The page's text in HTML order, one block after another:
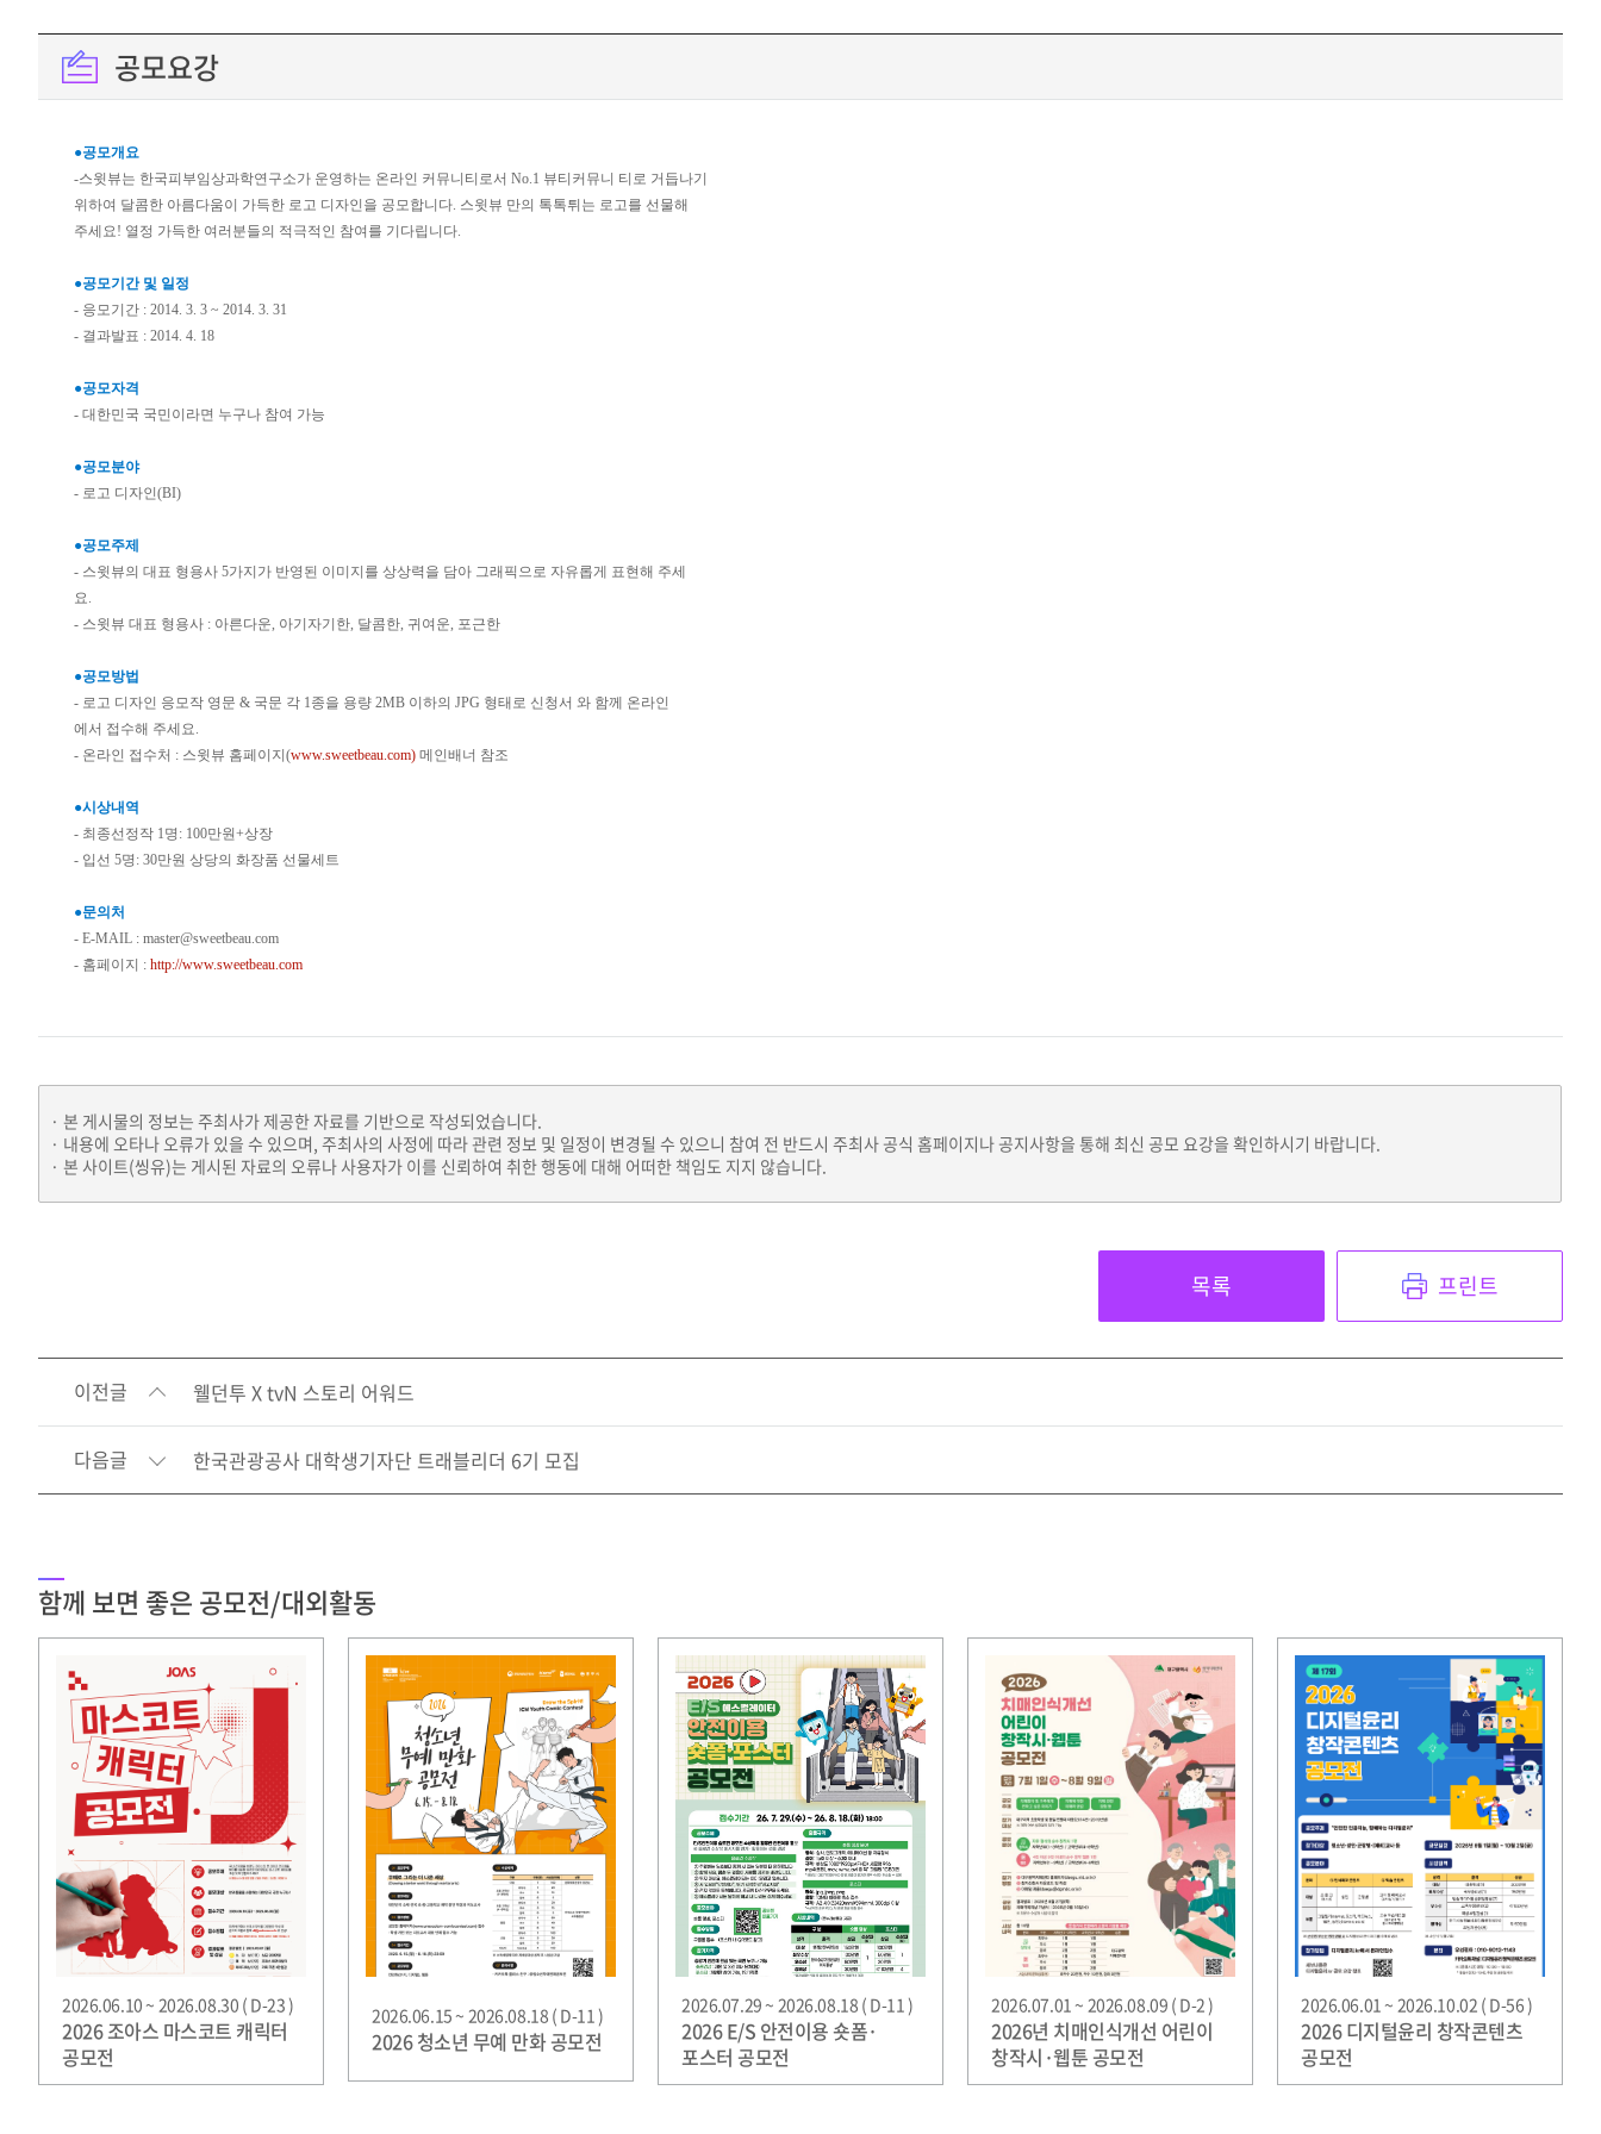
공모요강
●공모개요
-스윗뷰는 한국피부임상과학연구소가 운영하는 온라인 커뮤니티로서 No.1 뷰티커뮤니 티로 거듭나기
위하여 달콤한 아름다움이 가득한 로고 디자인을 공모합니다. 스윗뷰 만의 톡톡튀는 로고를 선물해
주세요! 열정 가득한 여러분들의 적극적인 참여를 기다립니다.
●공모기간 및 일정
- 응모기간 : 2014. 3. 3 ~ 2014. 3. 31
- 결과발표 : 2014. 4. 18
●공모자격
- 대한민국 국민이라면 누구나 참여 가능
●공모분야
- 로고 디자인(BI)
●공모주제
- 스윗뷰의 대표 형용사 5가지가 반영된 이미지를 상상력을 담아 그래픽으로 자유롭게 표현해 주세
요.
- 스윗뷰 대표 형용사 : 아른다운, 아기자기한, 달콤한, 귀여운, 포근한
●공모방법
- 로고 디자인 응모작 영문 & 국문 각 1종을 용량 2MB 이하의 JPG 형태로 신청서 와 함께 온라인
에서 접수해 주세요.
- 온라인 접수처 : 스윗뷰 홈페이지(www.sweetbeau.com) 메인배너 참조
●시상내역
- 최종선정작 1명: 100만원+상장
- 입선 5명: 30만원 상당의 화장품 선물세트
●문의처
- E-MAIL : master@sweetbeau.com
- 홈페이지 : http://www.sweetbeau.com
본 게시물의 정보는 주최사가 제공한 자료를 기반으로 작성되었습니다.
내용에 오타나 오류가 있을 수 있으며, 주최사의 사정에 따라 관련 정보 및 일정이 변경될 수 있으니 참여 전 반드시 주최사 공식 홈페이지나 공지사항을 통해 최신 공모 요강을 확인하시기 바랍니다.
본 사이트(씽유)는 게시된 자료의 오류나 사용자가 이를 신뢰하여 취한 행동에 대해 어떠한 책임도 지지 않습니다.
목록 프린트
이전글 웰던투 X tvN 스토리 어워드
다음글 한국관광공사 대학생기자단 트래블리더 6기 모집
함께 보면 좋은 공모전/대외활동
2026.06.10 ~ 2026.08.30 ( D-23 )
2026 조아스 마스코트 캐릭터
공모전
2026.06.15 ~ 2026.08.18 ( D-11 )
2026 청소년 무예 만화 공모전
2026.07.29 ~ 2026.08.18 ( D-11 )
2026 E/S 안전이용 숏폼·
포스터 공모전
2026.07.01 ~ 2026.08.09 ( D-2 )
2026년 치매인식개선 어린이
창작시·웹툰 공모전
2026.06.01 ~ 2026.10.02 ( D-56 )
2026 디지털윤리 창작콘텐츠
공모전